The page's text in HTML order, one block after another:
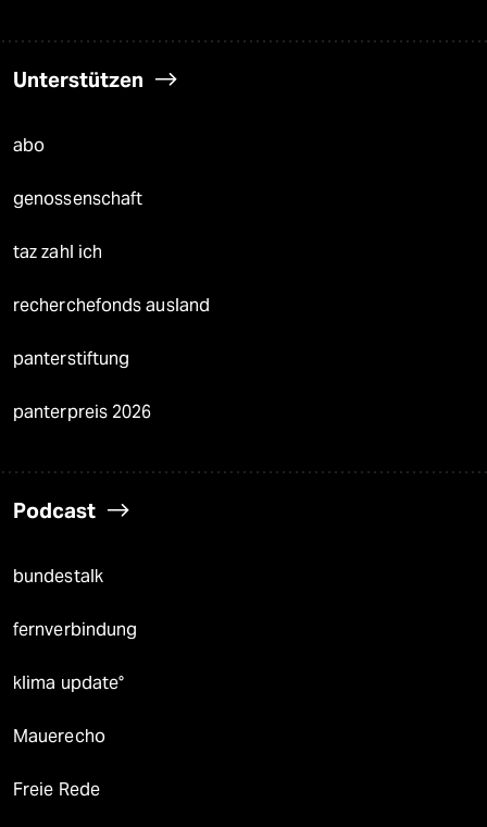
Unterstützen
abo
genossenschaft
taz zahl ich
recherchefonds ausland
panterstiftung
panterpreis 2026
Podcast
bundestalk
fernverbindung
klima update°
Mauerecho
Freie Rede